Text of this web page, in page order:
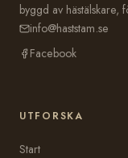
byggd av hästälskare,
info@haststam.se
Facebook
UTFORSKA
Start